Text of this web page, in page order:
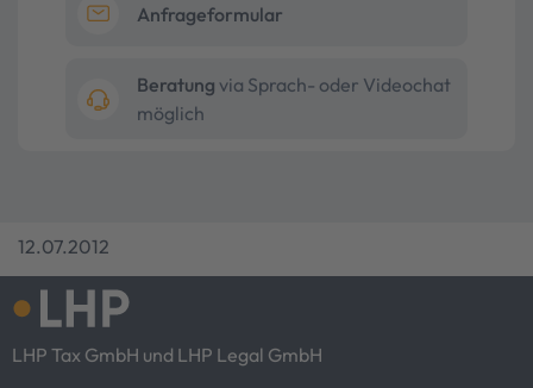
Anfrageformular
Beratung via Sprach- oder Videochat
möglich
12.07.2012
LHP Tax GmbH und LHP Legal GmbH